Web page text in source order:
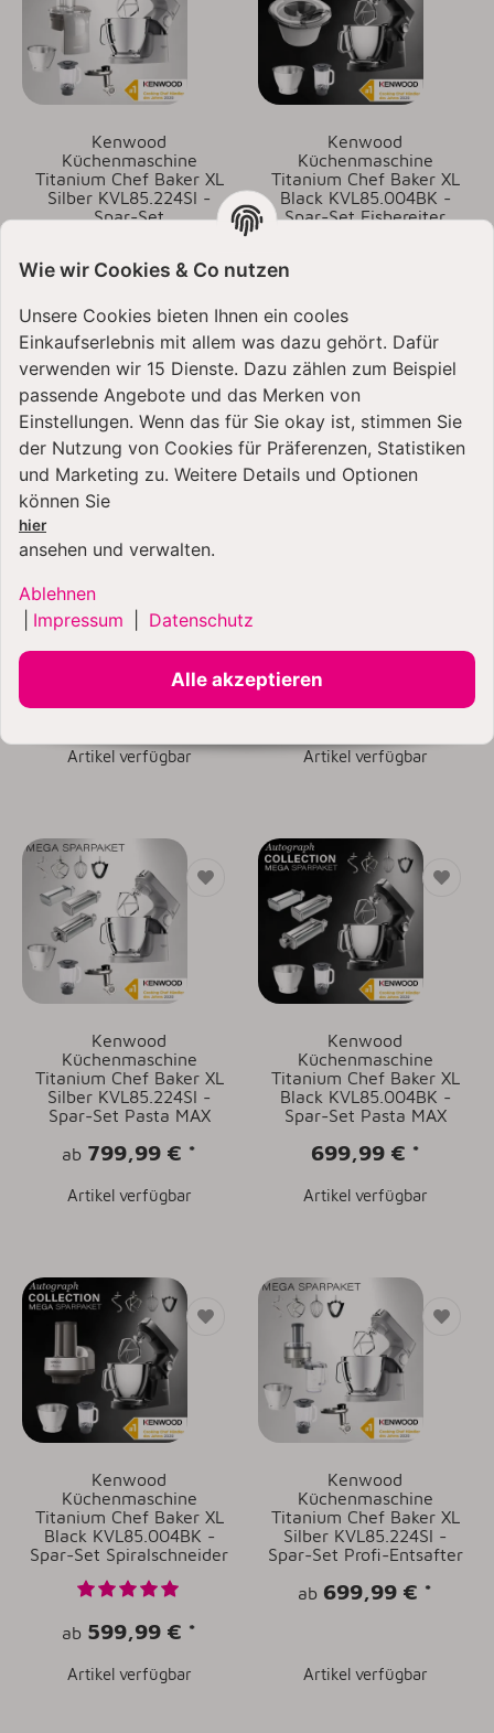
Kenwood
Küchenmaschine
Titanium Chef Baker XL
Silber KVL85.224SI -
Spar-Set
ab699,99 €*
Artikel verfügbar
Kenwood
Küchenmaschine
Titanium Chef Baker XL
Black KVL85.004BK -
Spar-Set Eisbereiter
Artikel verfügbar
Kenwood
Küchenmaschine
Titanium Chef Baker XL
Black KVL85.004BK -
Spar-Set Profi-Entsafter
ab599,99 €*
Artikel verfügbar
Silber KVL85.224SI -
Spar-Set Spiralschneider
ab699,99 €*
Artikel verfügbar
Kenwood
Küchenmaschine
Titanium Chef Baker XL
Silber KVL85.224SI -
Spar-Set Pasta MAX
ab 799,99 € *
Artikel verfügbar
Kenwood
Küchenmaschine
Titanium Chef Baker XL
Black KVL85.004BK -
Spar-Set Pasta MAX
699,99 € *
Artikel verfügbar
Kenwood
Küchenmaschine
Titanium Chef Baker XL
Black KVL85.004BK -
Spar-Set Spiralschneider
ab 599,99 € *
Artikel verfügbar
Kenwood
Küchenmaschine
Titanium Chef Baker XL
Silber KVL85.224SI -
Spar-Set Profi-Entsafter
ab 699,99 € *
Artikel verfügbar
Wie wir Cookies & Co nutzen
Unsere Cookies bieten Ihnen ein cooles
Einkaufserlebnis mit allem was dazu gehört. Dafür
verwenden wir 15 Dienste. Dazu zählen zum Beispiel
passende Angebote und das Merken von
Einstellungen. Wenn das für Sie okay ist, stimmen Sie
der Nutzung von Cookies für Präferenzen, Statistiken
und Marketing zu. Weitere Details und Optionen
können Sie
hier
ansehen und verwalten.
Ablehnen
Impressum Datenschutz
Alle akzeptieren